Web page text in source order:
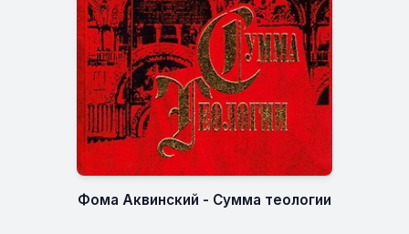
Фома Аквинский - Сумма теологии